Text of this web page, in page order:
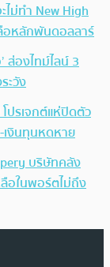
ไม่ทำ New High
อหลักพันดอลลาร์
ส่องไทม์ไลน์ 3
ะวัง
ปรเจกต์แห่ปิดตัว
เงินทุนหดหาย
บริษัทคลัง
อในพอร์ตไม่ถึง